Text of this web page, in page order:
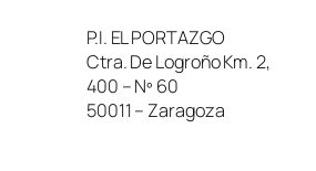
P.I. EL PORTAZGO
Ctra. De Logroño Km. 2,
400 – Nº 60
50011 – Zaragoza